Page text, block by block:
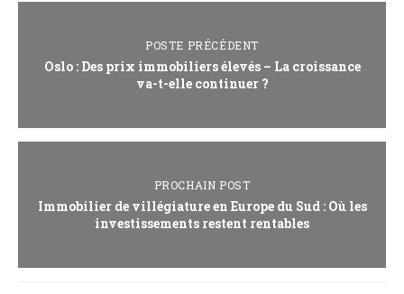
POSTE PRÉCÉDENT
Oslo : Des prix immobiliers élevés – La croissance
va-t-elle continuer ?
PROCHAIN POST
Immobilier de villégiature en Europe du Sud : Où les
investissements restent rentables